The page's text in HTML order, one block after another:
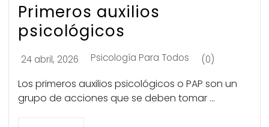
Primeros auxilios
psicológicos
24 abril, 2026 Psicología Para Todos (0)
Los primeros auxilios psicológicos o PAP son un
grupo de acciones que se deben tomar ...